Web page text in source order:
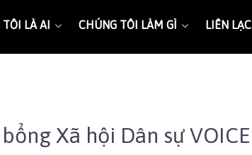
TÔI LÀ AI CHÚNG TÔI LÀM GÌ LIÊN LẠC
Xã hội Dân sự VOICE